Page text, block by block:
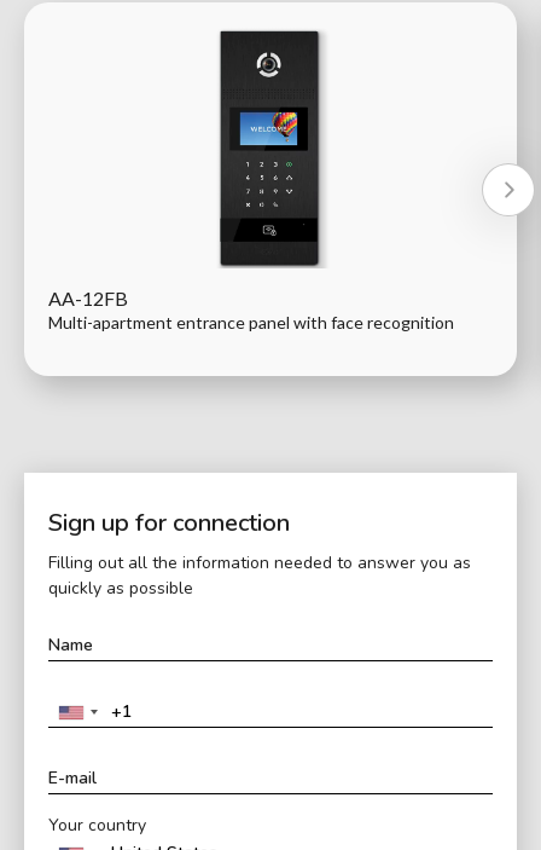
AA-12FB
Multi-apartment entrance panel with face recognition
Sign up for connection
Filling out all the information needed to answer you as
quickly as possible
Your country